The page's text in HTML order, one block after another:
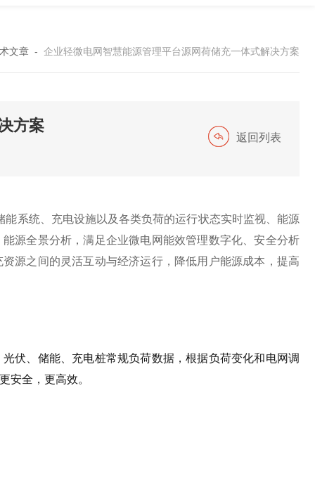
文章 - 企业轻微电网智慧能源管理平台源网荷储充一体式解决方案
方案
返回列表
能系统、充电设施以及各类负荷的运行状态实时监视、能源
源全景分析，满足企业微电网能效管理数字化、安全分析
源之间的灵活互动与经济运行，降低用户能源成本，提高
伏、储能、充电桩常规负荷数据，根据负荷变化和电网调
安全，更高效。